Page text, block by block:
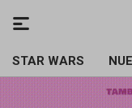
STAR WARS
